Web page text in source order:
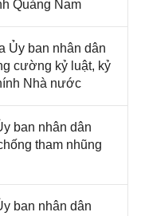
Quảng Nam
Ủy ban nhân dân
cường kỷ luật, kỷ
Nhà nước
ban nhân dân
tham nhũng
ban nhân dân